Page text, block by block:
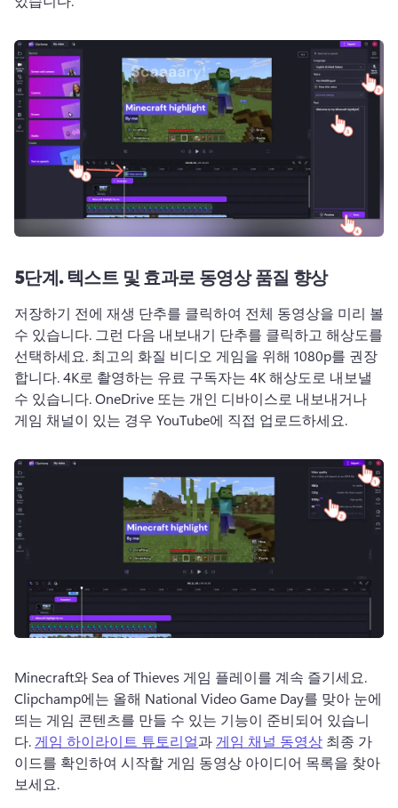
5단계. 텍스트 및 효과로 동영상 품질 향상
저장하기 전에 재생 단추를 클릭하여 전체 동영상을 미리 볼
수 있습니다. 그런 다음 내보내기 단추를 클릭하고 해상도를
선택하세요. 최고의 화질 비디오 게임을 위해 1080p를 권장
합니다. 4K로 촬영하는 유료 구독자는 4K 해상도로 내보낼
수 있습니다. OneDrive 또는 개인 디바이스로 내보내거나
게임 채널이 있는 경우 YouTube에 직접 업로드하세요.
Minecraft와 Sea of Thieves 게임 플레이를 계속 즐기세요.
Clipchamp에는 올해 National Video Game Day를 맞아 눈에
띄는 게임 콘텐츠를 만들 수 있는 기능이 준비되어 있습니
다. 게임 하이라이트 튜토리얼과 게임 채널 동영상 최종 가
이드를 확인하여 시작할 게임 동영상 아이디어 목록을 찾아
보세요.